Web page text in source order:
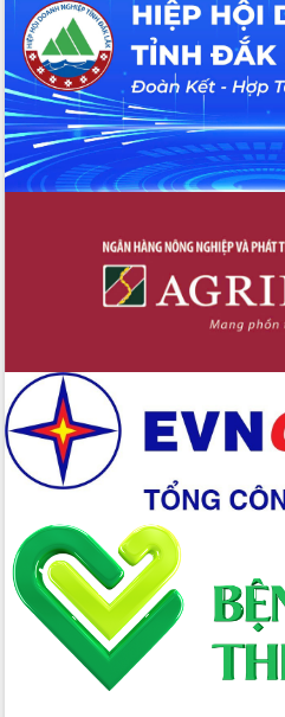
Hội thảo khoa học “Giải pháp thúc đẩy
phát triển nền kinh tế xanh tại tỉnh
Đắk Lắk”
Tăng cường giám sát, đôn đốc thực
hiện nhiệm vụ quản lý tài sản công
hàng tuần
Tháo gỡ những vướng mắc, đẩy mạnh
Đắk Lắk: Tôn vinh 46 giải pháp tại Hội
thi Sáng tạo Kỹ thuật 2024 - 2025
Đắk Lắk rà soát, điều chỉnh Đề án 190
Phó Chủ tịch UBND tỉnh Đắk Lắk
Trương Công Thái kiểm tra thực địa
Dự án cao tốc Khánh Hòa - Buôn Ma
Thuột
Định vị cà phê Việt Nam như một “di
sản sống” trong dòng chảy toàn cầu
Xây dựng nông thôn mới: Nâng cao đời
sống người dân từ những mô hình thiết
thực
Quyết liệt tháo gỡ vướng mắc, đẩy
nhanh tiến độ các dự án trọng điểm
trong Khu kinh tế Nam Phú Yên
Hòn Yến phát triển du lịch gắn với bảo